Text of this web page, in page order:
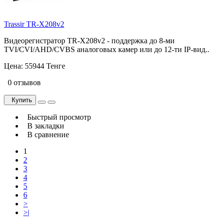
Trassir TR-X208v2
Видеорегистратор TR-X208v2 - поддержка до 8-ми
TVI/CVI/AHD/CVBS аналоговых камер или до 12-ти IP-вид..
Цена: 55944 Тенге
0 отзывов
Купить
Быстрый просмотр
В закладки
В сравнение
1
2
3
4
5
6
>
>|